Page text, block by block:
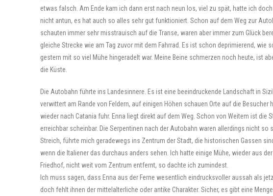
etwas falsch. Am Ende kam ich dann erst nach neun los, viel zu spät, hatte ich
nicht antun, es hat auch so alles sehr gut funktioniert. Schon auf dem Weg zur
schauten immer sehr misstrauisch auf die Transe, waren aber immer zum Glück
gleiche Strecke wie am Tag zuvor mit dem Fahrrad. Es ist schon deprimierend, wie
gestern mit so viel Mühe hingeradelt war. Meine Beine schmerzen noch heute, ist
die Küste.
Die Autobahn führte ins Landesinnere. Es ist eine beeindruckende Landschaft in
verwittert am Rande von Feldern, auf einigen Höhen schauen Orte auf die
wieder nach Catania fuhr. Enna liegt direkt auf dem Weg. Schon von Weitem ist die
erreichbar scheinbar. Die Serpentinen nach der Autobahn waren allerdings nicht so
Streich, führte mich geradewegs ins Zentrum der Stadt, die historischen Gassen
wenn die Italiener das durchaus anders sehen. Ich hatte einige Mühe, wieder aus
Friedhof, nicht weit vom Zentrum entfernt, so dachte ich zumindest.
Ich muss sagen, dass Enna aus der Ferne wesentlich eindrucksvoller aussah als
doch fehlt ihnen der mittelalterliche oder antike Charakter. Sicher, es gibt eine